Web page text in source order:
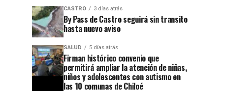
CASTRO 3 días atrás
By Pass de Castro seguirá sin transito
hasta nuevo aviso
SALUD 5 días atrás
Firman histórico convenio que
permitirá ampliar la atención de niñas,
niños y adolescentes con autismo en
las 10 comunas de Chiloé